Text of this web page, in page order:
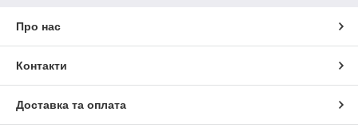
Про нас
Контакти
Доставка та оплата